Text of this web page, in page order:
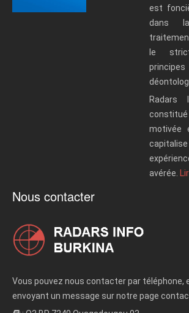
est
dans
le
Radars
motivée
avérée.
Nous contacter
Vous pouvez nous contacter par téléphone,
envoyant un message sur notre page